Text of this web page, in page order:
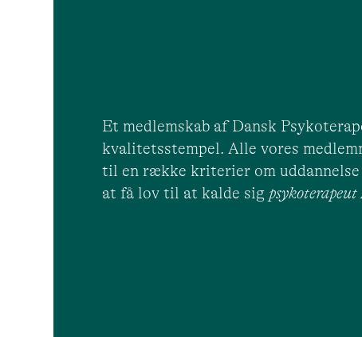
Et medlemskab af Dansk
kvalitetsstempel. Alle vores
til en række kriterier om
at få lov til at kalde sig